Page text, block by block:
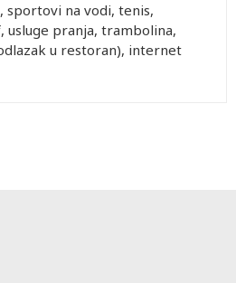
sportovi na vodi, tenis,
usluge pranja, trambolina,
u restoran), internet